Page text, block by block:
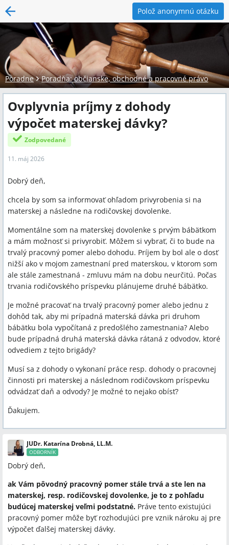
Polož anonymnú otázku
Poradne Poradňa: občianske, obchodné a pracovné právo
Ovplyvnia príjmy z dohody
výpočet materskej dávky?
Zodpovedané
11. máj 2026
Dobrý deň,
chcela by som sa informovať ohľadom privyrobenia si na
materskej a následne na rodičovskej dovolenke.
Momentálne som na materskej dovolenke s prvým bábätkom
a mám možnosť si privyrobiť. Môžem si vybrať, či to bude na
trvalý pracovný pomer alebo dohodu. Príjem by bol ale o dosť
nižší ako v mojom zamestnaní pred materskou, v ktorom som
ale stále zamestnaná - zmluvu mám na dobu neurčitú. Počas
trvania rodičovského príspevku plánujeme druhé bábätko.
Je možné pracovať na trvalý pracovný pomer alebo jednu z
dohôd tak, aby mi prípadná materská dávka pri druhom
bábätku bola vypočítaná z predošlého zamestnania? Alebo
bude prípadná druhá materská dávka rátaná z odvodov, ktoré
odvediem z tejto brigády?
Musí sa z dohody o vykonaní práce resp. dohody o pracovnej
činnosti pri materskej a následnom rodičovskom príspevku
odvádzať daň a odvody? Je možné to nejako obísť?
Ďakujem.
JUDr. Katarína Drobná, LL.M.
ODBORNÍK
Dobrý deň,
ak Vám pôvodný pracovný pomer stále trvá a ste len na
materskej, resp. rodičovskej dovolenke, je to z pohľadu
budúcej materskej veľmi podstatné. Práve tento existujúci
pracovný pomer môže byť rozhodujúci pre vznik nároku aj pre
výpočet ďalšej materskej dávky.